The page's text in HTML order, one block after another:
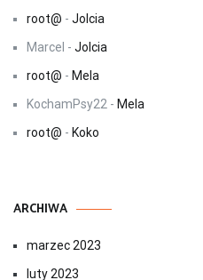
root@ - Jolcia
Marcel - Jolcia
root@ - Mela
KochamPsy22 - Mela
root@ - Koko
ARCHIWA
marzec 2023
luty 2023